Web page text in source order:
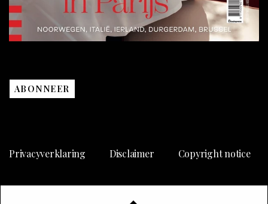
ABONNEER
Privacyverklaring Disclaimer Copyright notice